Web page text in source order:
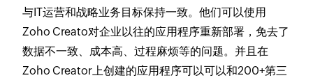
与IT运营和战略业务目标保持一致。他们可以使用
Zoho Creato对企业以往的应用程序重新部署，免去了
数据不一致、成本高、过程麻烦等的问题。并且在
Zoho Creator上创建的应用程序可以可以和200+第三